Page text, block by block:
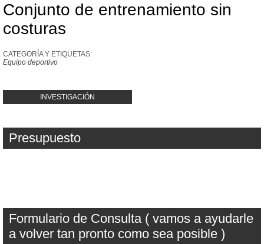
Conjunto de entrenamiento sin
costuras
CATEGORÍA Y ETIQUETAS:
Equipo deportivo
INVESTIGACIÓN
Presupuesto
Formulario de Consulta ( vamos a ayudarle
a volver tan pronto como sea posible )